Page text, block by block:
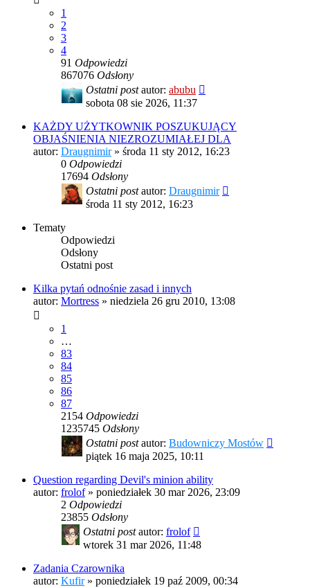
1
2
3
4
91 Odpowiedzi
867076 Odsłony
Ostatni postautor: abubu
sobota 08 sie 2026, 11:37
KAŻDY UŻYTKOWNIK POSZUKUJĄCY
OBJAŚNIENIA NIEZROZUMIAŁEJ DLA
autor: Draugnimir» środa 11 sty 2012, 16:23
0 Odpowiedzi
17694 Odsłony
Ostatni postautor: Draugnimir
środa 11 sty 2012, 16:23
Tematy
Odpowiedzi
Odsłony
Ostatni post
Kilka pytań odnośnie zasad i innych
autor: Mortress » niedziela 26 gru 2010, 13:08
1
…
83
84
85
86
87
2154 Odpowiedzi
1235745 Odsłony
Ostatni postautor: Budowniczy Mostów
piątek 16 maja 2025, 10:11
Question regarding Devil's minion ability
autor: frolof» poniedziałek 30 mar 2026, 23:09
2 Odpowiedzi
23855 Odsłony
Ostatni postautor: frolof
wtorek 31 mar 2026, 11:48
Zadania Czarownika
autor: Kufir» poniedziałek 19 paź 2009, 00:34